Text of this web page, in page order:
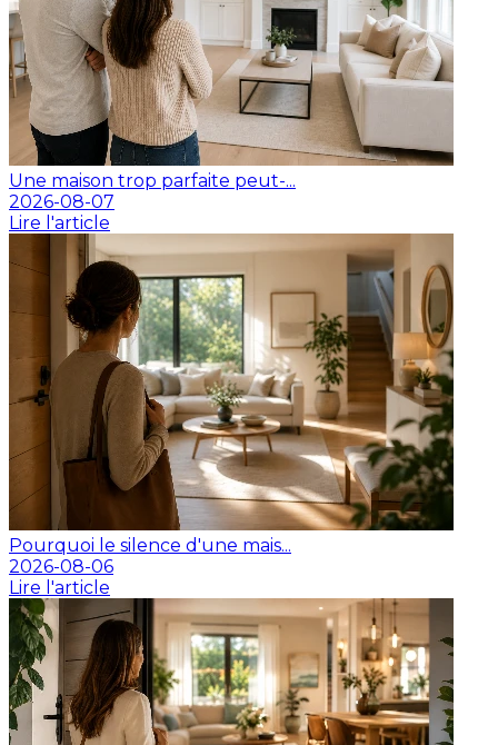
Une maison trop parfaite peut-...
2026-08-07
Lire l'article
Pourquoi le silence d'une mais...
2026-08-06
Lire l'article